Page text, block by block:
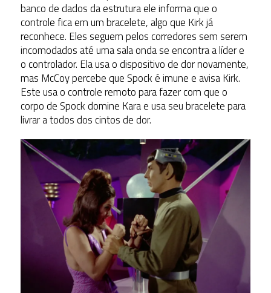
banco de dados da estrutura ele informa que o
controle fica em um bracelete, algo que Kirk já
reconhece. Eles seguem pelos corredores sem serem
incomodados até uma sala onda se encontra a líder e
o controlador. Ela usa o dispositivo de dor novamente,
mas McCoy percebe que Spock é imune e avisa Kirk.
Este usa o controle remoto para fazer com que o
corpo de Spock domine Kara e usa seu bracelete para
livrar a todos dos cintos de dor.